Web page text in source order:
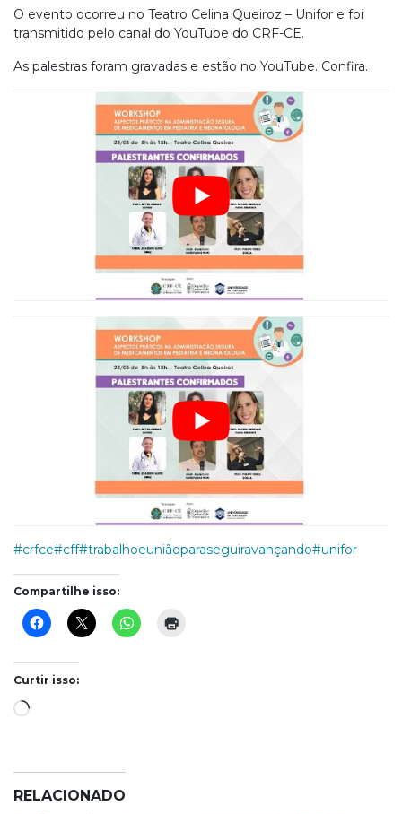
O evento ocorreu no Teatro Celina Queiroz – Unifor e foi
transmitido pelo canal do YouTube do CRF-CE.
As palestras foram gravadas e estão no YouTube. Confira.
#crfce#cff#trabalhoeuniãoparaseguiravançando#unifor
Compartilhe isso:
Curtir isso:
Carregando...
RELACIONADO